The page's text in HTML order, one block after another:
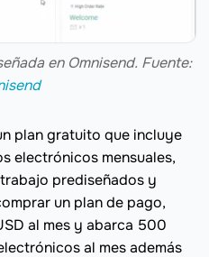
en Omnisend. Fuente:
plan gratuito que incluye
electrónicos mensuales,
prediseñados y
un plan de pago,
al mes y abarca 500
al mes además